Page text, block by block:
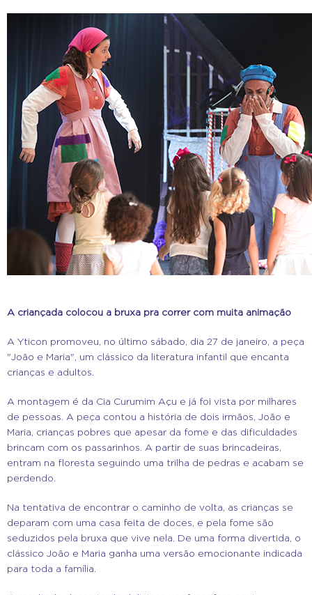
A criançada colocou a bruxa pra correr com muita animação
A Yticon promoveu, no último sábado, dia 27 de janeiro, a peça
"João e Maria", um clássico da literatura infantil que encanta
crianças e adultos.
A montagem é da Cia Curumim Açu e já foi vista por milhares
de pessoas. A peça contou a história de dois irmãos, João e
Maria, crianças pobres que apesar da fome e das dificuldades
brincam com os passarinhos. A partir de suas brincadeiras,
entram na floresta seguindo uma trilha de pedras e acabam se
perdendo.
Na tentativa de encontrar o caminho de volta, as crianças se
deparam com uma casa feita de doces, e pela fome são
seduzidos pela bruxa que vive nela. De uma forma divertida, o
clássico João e Maria ganha uma versão emocionante indicada
para toda a família.